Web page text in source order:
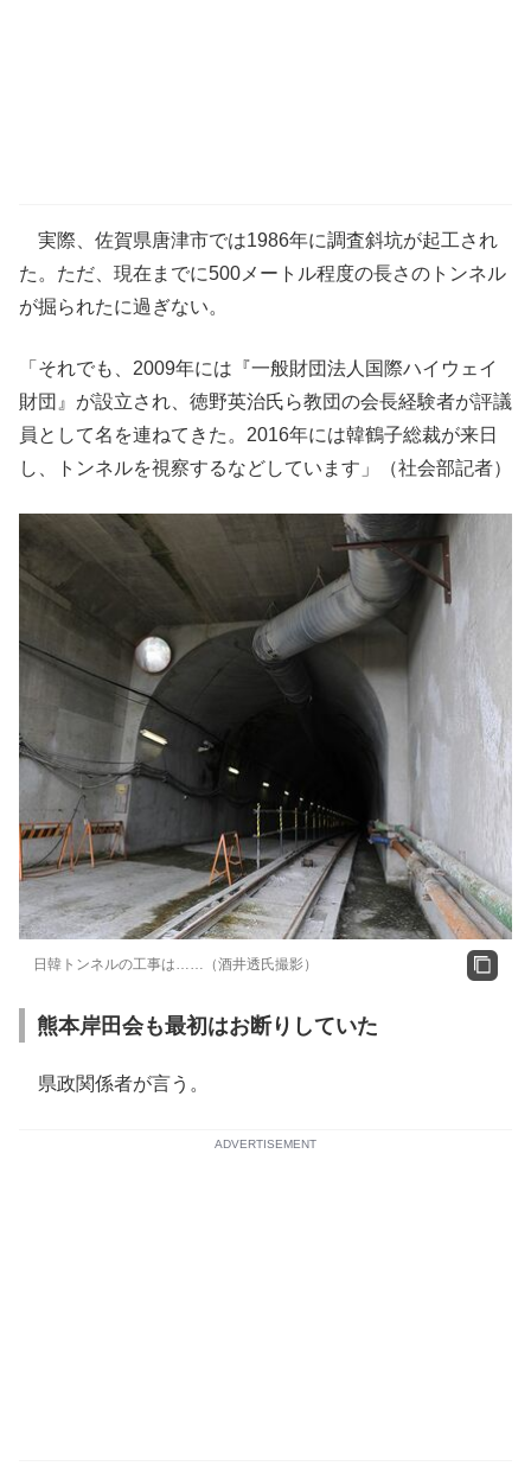
実際、佐賀県唐津市では1986年に調査斜坑が起工され
た。ただ、現在までに500メートル程度の長さのトンネル
が掘られたに過ぎない。
「それでも、2009年には『一般財団法人国際ハイウェイ
財団』が設立され、徳野英治氏ら教団の会長経験者が評議
員として名を連ねてきた。2016年には韓鶴子総裁が来日
し、トンネルを視察するなどしています」（社会部記者）
日韓トンネルの工事は……（酒井透氏撮影）
熊本岸田会も最初はお断りしていた
県政関係者が言う。
ADVERTISEMENT